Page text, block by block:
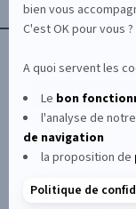
bien vous
C'est OK pour vous ?
A quoi servent les
Le bon
l'analyse de
de navigation
la proposition de
Politique de
© Le Club Perron
matériels